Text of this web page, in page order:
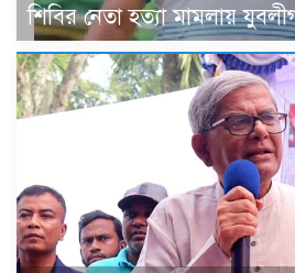
শিবির নেতা হত্যা মামলায়